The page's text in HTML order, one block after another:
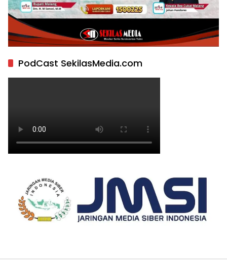
PodCast SekilasMedia.com